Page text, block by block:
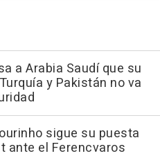
a Arabia Saudí que su
y Pakistán no va
sigue su puesta
ante el Ferencvaros